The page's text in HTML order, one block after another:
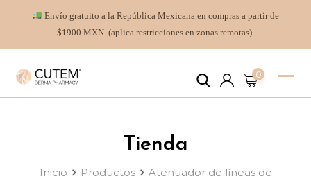
Envío gratuito a la República Mexicana en compras a partir de
$1900 MXN. (aplica restricciones en zonas remotas).
0
Tienda
Inicio Productos
Atenuador de líneas de